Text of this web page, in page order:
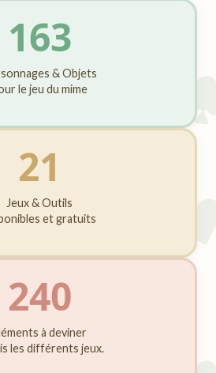
163
& Objets
le jeu du mime
21
Jeux & Outils
et gratuits
240
à deviner
les différents jeux.